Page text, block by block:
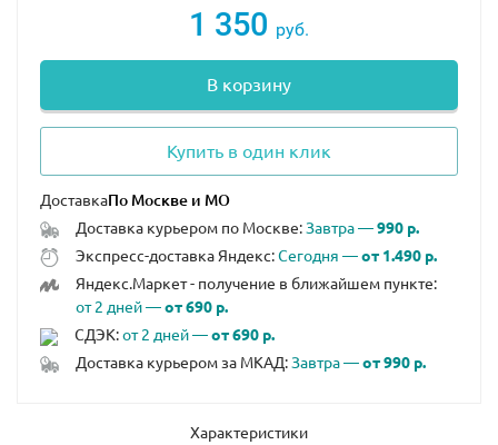
1 350 руб.
В корзину
Купить в один клик
Доставка
Доставка курьером по Москве:Завтра —990 р.
Экспресс-доставка Яндекс:Сегодня —от 1.490 р.
Яндекс.Маркет - получение в ближайшем пункте:
от 2 дней —от 690 р.
СДЭК:от 2 дней —от 690 р.
Доставка курьером за МКАД:Завтра —от 990 р.
Характеристики